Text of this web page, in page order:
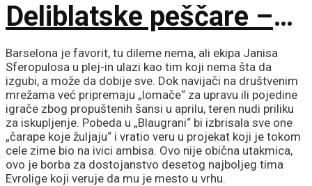
Deliblatske peščare –
ubačena i tri helikoptera
Barselona je favorit, tu dileme nema, ali ekipa Janisa
Sferopulosa u plej-in ulazi kao tim koji nema šta da
izgubi, a može da dobije sve. Dok navijači na društvenim
mrežama već pripremaju „lomače“ za upravu ili pojedine
igrače zbog propuštenih šansi u aprilu, teren nudi priliku
za iskupljenje. Pobeda u „Blaugrani“ bi izbrisala sve one
„čarape koje žuljaju“ i vratio veru u projekat koji je tokom
cele zime bio na ivici ambisa. Ovo nije obična utakmica,
ovo je borba za dostojanstvo desetog najboljeg tima
Evrolige koji veruje da mu je mesto u vrhu.